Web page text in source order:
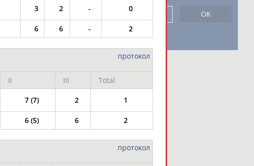
3 2 - 0
6 6 - 2
протокол
II III Total
7 (7) 2 1
6 (5) 6 2
протокол